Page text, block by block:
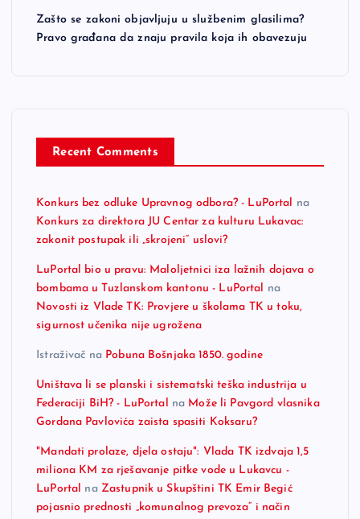
Zašto se zakoni objavljuju u službenim glasilima?
Pravo građana da znaju pravila koja ih obavezuju
Recent Comments
Konkurs bez odluke Upravnog odbora? - LuPortal na
Konkurs za direktora JU Centar za kulturu Lukavac:
zakonit postupak ili „skrojeni“ uslovi?
LuPortal bio u pravu: Maloljetnici iza lažnih dojava o
bombama u Tuzlanskom kantonu - LuPortal na
Novosti iz Vlade TK: Provjere u školama TK u toku,
sigurnost učenika nije ugrožena
Istraživač na Pobuna Bošnjaka 1850. godine
Uništava li se planski i sistematski teška industrija u
Federaciji BiH? - LuPortal na Može li Pavgord vlasnika
Gordana Pavlovića zaista spasiti Koksaru?
"Mandati prolaze, djela ostaju": Vlada TK izdvaja 1,5
miliona KM za rješavanje pitke vode u Lukavcu -
LuPortal na Zastupnik u Skupštini TK Emir Begić
pojasnio prednosti „komunalnog prevoza“ i način